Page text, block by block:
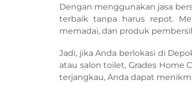
Dengan menggunakan jasa
terbaik tanpa harus repot.
memadai, dan produk
Jadi, jika Anda berlokasi di
atau salon toilet, Grades Home
terjangkau, Anda dapat